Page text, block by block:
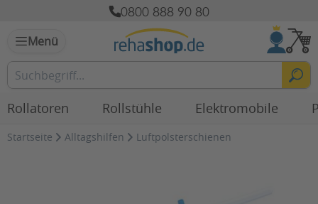
0800 888 90 80
Menü
Rollatoren Rollstühle Elektromobile
Startseite Alltagshilfen Luftpolsterschienen